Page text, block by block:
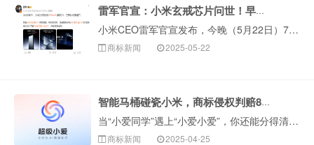
雷军官宣：小米玄戒芯片问世！早已布局商标！
小米CEO雷军官宣发布，今晚（5月22日）7点，小米自研的手机SoC（系统级芯片）玄戒O1正式对外发布，搭载在旗舰手机小米15s pro和小米平板7 ···
商标新闻 2025-05-22
智能马桶碰瓷小米，商标侵权判赔8万！网友：判少了！
当“小爱同学”遇上“小爱小爱”，你还能分得清吗？很多朋友都知道，“小爱同学”是···
商标新闻 2025-04-25